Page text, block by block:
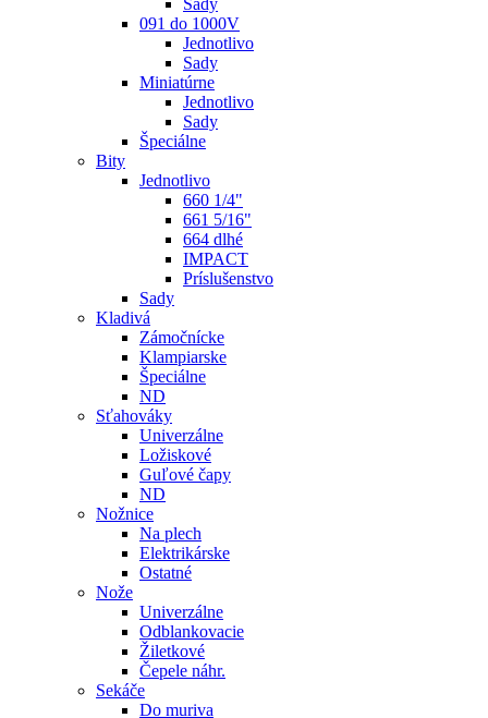
Sady
091 do 1000V
Jednotlivo
Sady
Miniatúrne
Jednotlivo
Sady
Špeciálne
Bity
Jednotlivo
660 1/4"
661 5/16"
664 dlhé
IMPACT
Príslušenstvo
Sady
Kladivá
Zámočnícke
Klampiarske
Špeciálne
ND
Sťahováky
Univerzálne
Ložiskové
Guľové čapy
ND
Nožnice
Na plech
Elektrikárske
Ostatné
Nože
Univerzálne
Odblankovacie
Žiletkové
Čepele náhr.
Sekáče
Do muriva